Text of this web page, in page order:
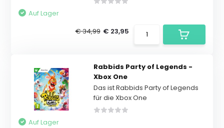
Auf Lager
€ 34,99 € 23,95
Rabbids Party of Legends -
Xbox One
Das ist Rabbids Party of Legends
für die Xbox One
Auf Lager